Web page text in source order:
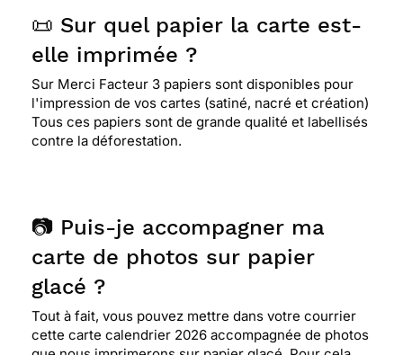
📜 Sur quel papier la carte est-
elle imprimée ?
Sur Merci Facteur 3 papiers sont disponibles pour
l'impression de vos cartes (satiné, nacré et création)
Tous ces papiers sont de grande qualité et labellisés
contre la déforestation.
📷 Puis-je accompagner ma
carte de photos sur papier
glacé ?
Tout à fait, vous pouvez mettre dans votre courrier
cette carte calendrier 2026 accompagnée de photos